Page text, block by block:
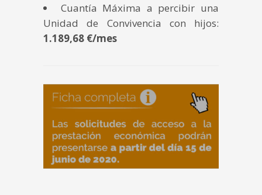
Cuantía Máxima a percibir una
Unidad de Convivencia con hijos:
1.189,68 €/mes